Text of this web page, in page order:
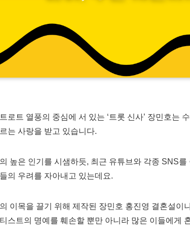
로트 열풍의 중심에 서 있는 ‘트롯 신사’ 장민호는
는 사랑을 받고 있습니다.
높은 인기를 시샘하듯, 최근 유튜브와 각종 SNS
의 우려를 자아내고 있는데요.
이목을 끌기 위해 제작된 장민호 홍진영 결혼설이
스트의 명예를 훼손할 뿐만 아니라 많은 이들에게